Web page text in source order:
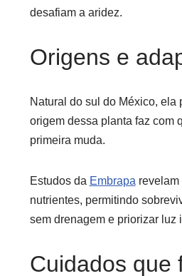
desafiam a aridez.
Origens e
Natural do sul do México, ela
origem dessa planta faz com
primeira muda.
Estudos da Embrapa
nutrientes, permitindo
sem drenagem e priorizar luz
Cuidados que